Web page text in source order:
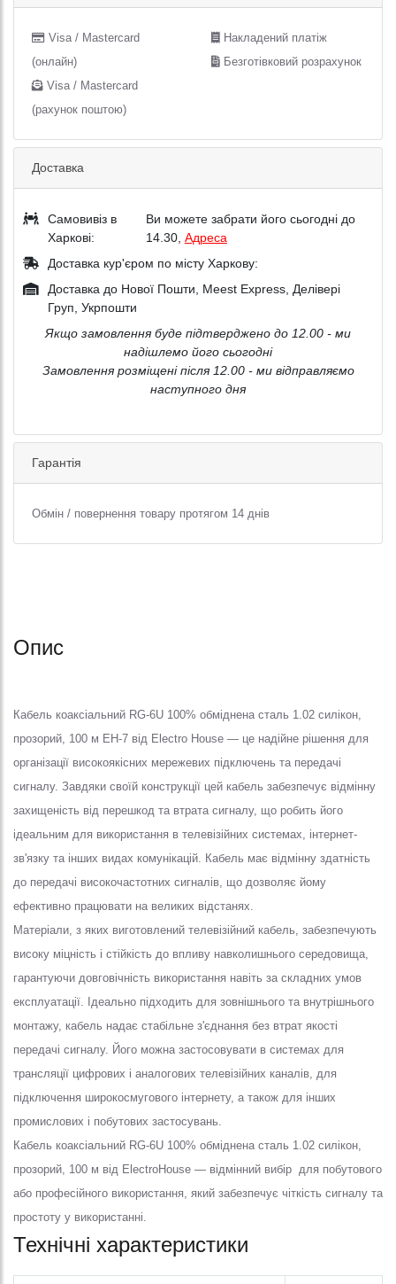
Visa / Mastercard
(онлайн)
Visa / Mastercard
(рахунок поштою)
Накладений платіж
Безготівковий розрахунок
Доставка
Самовивіз в
Харкові:
Ви можете забрати його сьогодні до
14.30, Адреса
Доставка кур'єром по місту Харкову:
Доставка до Нової Пошти, Meest Express, Делівері
Груп, Укрпошти
Якщо замовлення буде підтверджено до 12.00 - ми
надішлемо його сьогодні
Замовлення розміщені після 12.00 - ми відправляємо
наступного дня
Гарантія
Обмін / повернення товару протягом 14 днів
Опис
Кабель коаксіальний RG-6U 100% обміднена сталь 1.02 силікон,
прозорий, 100 м EH-7 від Electro House — це надійне рішення для
організації високоякісних мережевих підключень та передачі
сигналу. Завдяки своїй конструкції цей кабель забезпечує відмінну
захищеність від перешкод та втрата сигналу, що робить його
ідеальним для використання в телевізійних системах, інтернет-
зв'язку та інших видах комунікацій. Кабель має відмінну здатність
до передачі високочастотних сигналів, що дозволяє йому
ефективно працювати на великих відстанях.
Матеріали, з яких виготовлений телевізійний кабель, забезпечують
високу міцність і стійкість до впливу навколишнього середовища,
гарантуючи довговічність використання навіть за складних умов
експлуатації. Ідеально підходить для зовнішнього та внутрішнього
монтажу, кабель надає стабільне з'єднання без втрат якості
передачі сигналу. Його можна застосовувати в системах для
трансляції цифрових і аналогових телевізійних каналів, для
підключення широкосмугового інтернету, а також для інших
промислових і побутових застосувань.
Кабель коаксіальний RG-6U 100% обміднена сталь 1.02 силікон,
прозорий, 100 м від ElectroHouse — відмінний вибір для побутового
або професійного використання, який забезпечує чіткість сигналу та
простоту у використанні.
Технічні характеристики